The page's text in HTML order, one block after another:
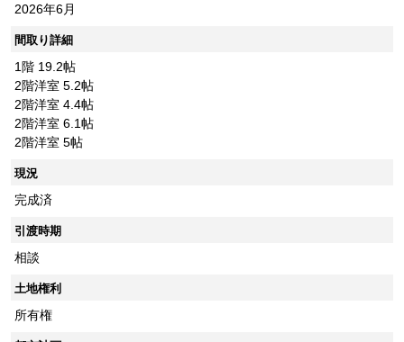
2026年6月
間取り詳細
1階 19.2帖
2階洋室 5.2帖
2階洋室 4.4帖
2階洋室 6.1帖
2階洋室 5帖
現況
完成済
引渡時期
相談
土地権利
所有権